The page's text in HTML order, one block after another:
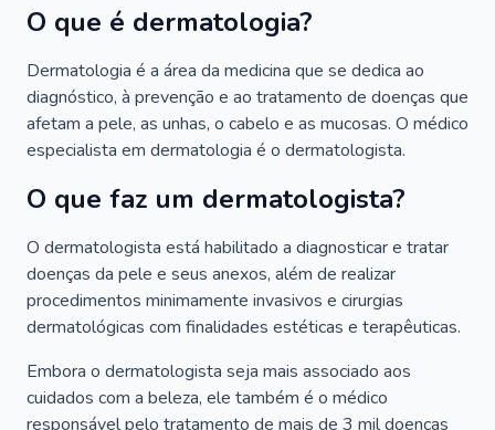
O que é dermatologia?
Dermatologia é a área da medicina que se dedica ao
diagnóstico, à prevenção e ao tratamento de doenças que
afetam a pele, as unhas, o cabelo e as mucosas. O médico
especialista em dermatologia é o dermatologista.
O que faz um dermatologista?
O dermatologista está habilitado a diagnosticar e tratar
doenças da pele e seus anexos, além de realizar
procedimentos minimamente invasivos e cirurgias
dermatológicas com finalidades estéticas e terapêuticas.
Embora o dermatologista seja mais associado aos
cuidados com a beleza, ele também é o médico
responsável pelo tratamento de mais de 3 mil doenças